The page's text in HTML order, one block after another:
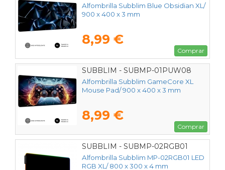
Alfombrilla Subblim Blue Obsidian XL/
900 x 400 x 3 mm
8,99 €
Comprar
SUBBLIM - SUBMP-01PUW08
Alfombrilla Subblim GameCore XL
Mouse Pad/ 900 x 400 x 3 mm
8,99 €
Comprar
SUBBLIM - SUBMP-02RGB01
Alfombrilla Subblim MP-02RGB01 LED
RGB XL/ 800 x 300 x 4 mm